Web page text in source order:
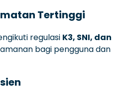
Tertinggi
regulasi K3, SNI, dan
bagi pengguna dan